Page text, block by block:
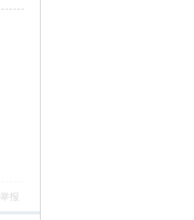
举报